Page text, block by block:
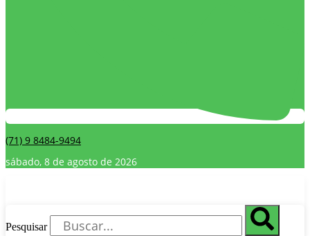
(71) 9 8484-9494
sábado, 8 de agosto de 2026
Pesquisar